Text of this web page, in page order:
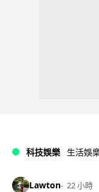
科技娛樂 生活娛
Lawton 22 小時